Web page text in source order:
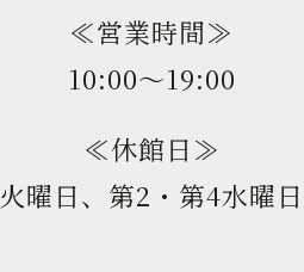
≪営業時間≫
10:00〜19:00
≪休館日≫
火曜日、第2・第4水曜日